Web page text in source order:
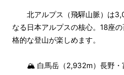
北アルプス（飛驒山脈）は
なる日本アルプスの核心。18座
格的な登山が楽しめます。
🏔 白馬岳（2,932m）長野・